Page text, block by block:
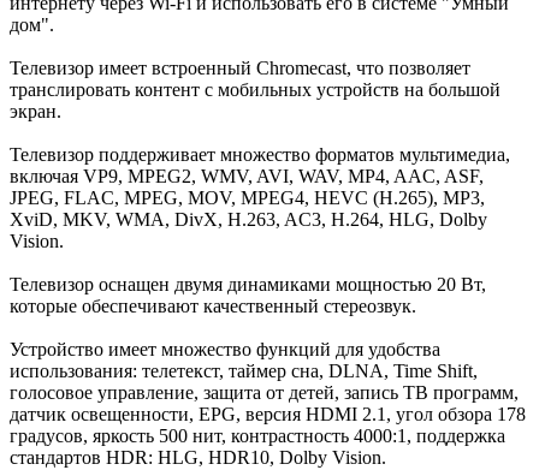
дом".
Телевизор имеет встроенный Chromecast, что позволяет
транслировать контент с мобильных устройств на большой
экран.
Телевизор поддерживает множество форматов мультимедиа,
включая VP9, MPEG2, WMV, AVI, WAV, MP4, AAC, ASF,
JPEG, FLAC, MPEG, MOV, MPEG4, HEVC (H.265), MP3,
XviD, MKV, WMA, DivX, H.263, AC3, H.264, HLG, Dolby
Vision.
Телевизор оснащен двумя динамиками мощностью 20 Вт,
которые обеспечивают качественный стереозвук.
Устройство имеет множество функций для удобства
использования: телетекст, таймер сна, DLNA, Time Shift,
голосовое управление, защита от детей, запись ТВ программ,
датчик освещенности, EPG, версия HDMI 2.1, угол обзора 178
градусов, яркость 500 нит, контрастность 4000:1, поддержка
стандартов HDR: HLG, HDR10, Dolby Vision.